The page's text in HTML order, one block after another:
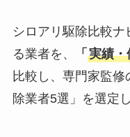
シロアリ駆除比較ナ
る業者を、
「 実績・
比較し、専門家監
除業者5選」を選定